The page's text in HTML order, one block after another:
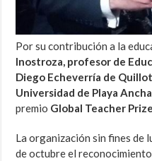
Por su contribución a la
Inostroza, profesor de
Diego Echeverría de
Universidad de Playa Ancha
premio Global Teacher
La organización sin fines de
de octubre el